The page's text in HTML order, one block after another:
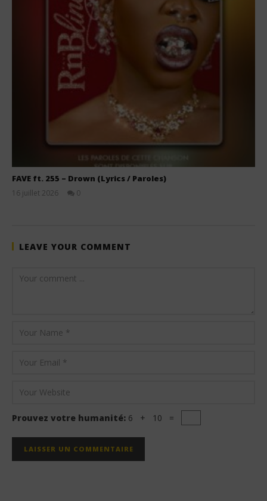
FAVE ft. 255 – Drown (Lyrics / Paroles)
16 juillet 2026
0
LEAVE YOUR COMMENT
Prouvez votre humanité: 6 + 10 =